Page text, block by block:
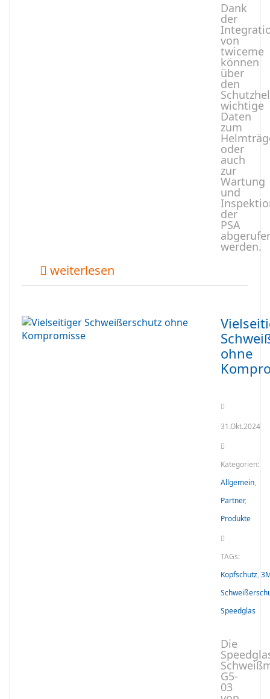
Dank
der
von
twiceme
können
über
den
wichtige
Daten
zum
oder
auch
zur
Wartung
und
der
PSA
werden.
weiterlesen
ohne
31.Okt.2024
Kategorien:
Allgemein,
Partner,
Produkte
TAGs:
Kopfschutz,
Speedglas
Die
G5-
03